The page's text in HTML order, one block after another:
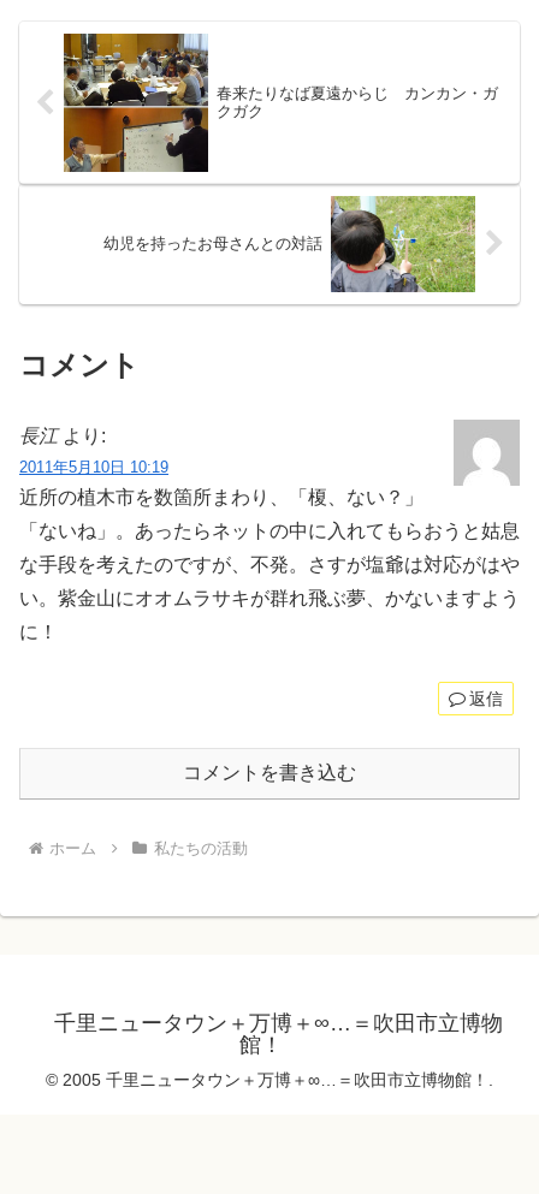
春来たりなば夏遠からじ カンカン・ガ
クガク
幼児を持ったお母さんとの対話
コメント
長江 より:
2011年5月10日 10:19
近所の植木市を数箇所まわり、「榎、ない？」
「ないね」。あったらネットの中に入れてもらおうと姑息
な手段を考えたのですが、不発。さすが塩爺は対応がはや
い。紫金山にオオムラサキが群れ飛ぶ夢、かないますよう
に！
返信
コメントを書き込む
ホーム 私たちの活動
千里ニュータウン＋万博＋∞…＝吹田市立博物
館！
© 2005 千里ニュータウン＋万博＋∞…＝吹田市立博物館！.